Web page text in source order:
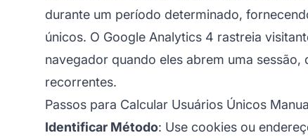
durante um período determinado,
únicos. O Google Analytics 4 rastreia
navegador quando eles abrem uma
recorrentes.
Passos para Calcular Usuários Únicos
Identificar Método: Use cookies ou